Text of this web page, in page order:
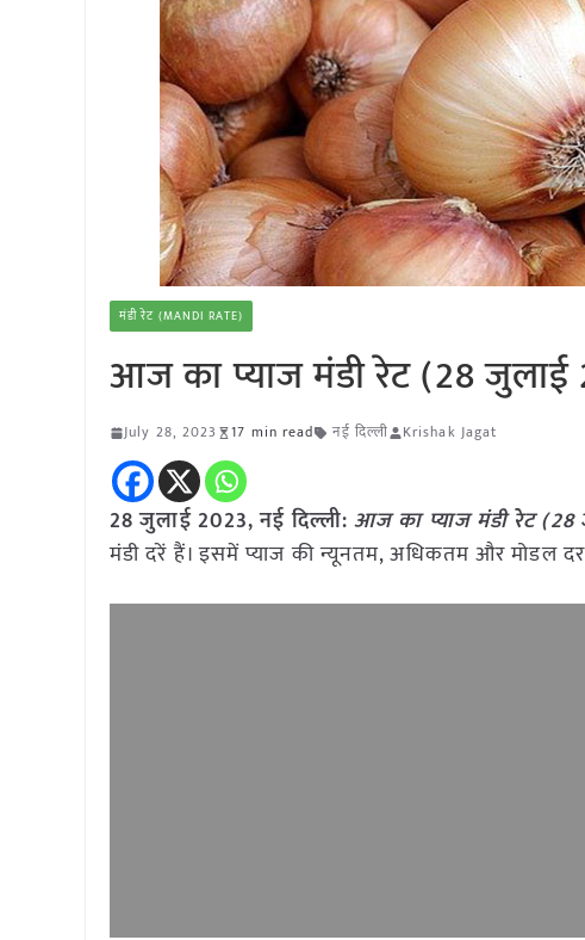
मंडी रेट (MANDI RATE)
आज का प्याज मंडी रेट (28
July 28, 2023 17 min read नई दिल्ली Krishak Jagat
28 जुलाई 2023, नई दिल्ली: आज का प्याज मंडी रेट (28
मंडी दरें हैं। इसमें प्याज की न्यूनतम, अधिकतम और मोडल